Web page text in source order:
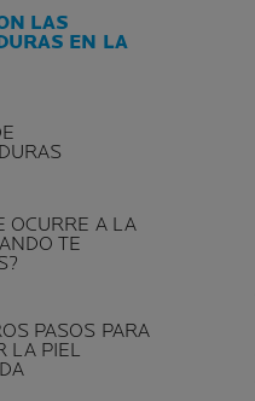
LAS
EN LA
OCURRE A LA
TE
PASOS PARA
LA PIEL